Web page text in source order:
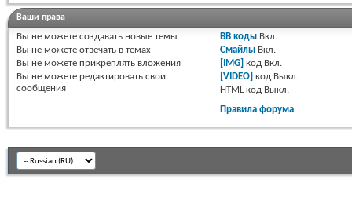
Ваши права
Вы не можете создавать новые темы
Вы не можете отвечать в темах
Вы не можете прикреплять вложения
Вы не можете редактировать свои
сообщения
BB коды Вкл.
Смайлы Вкл.
[IMG] код Вкл.
[VIDEO] код Выкл.
HTML код Выкл.
Правила форума